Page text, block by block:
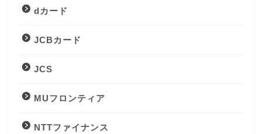
dカード
JCBカード
JCS
MUフロンティア
NTTファイナンス